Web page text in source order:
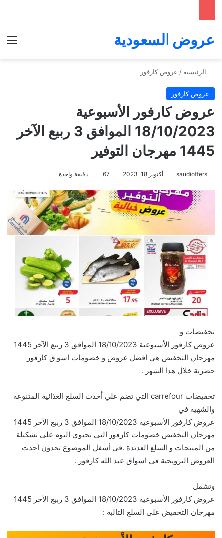
عروض السعودية
الرئيسية / عروض كارفور
عروض كارفور
عروض كارفور الأسبوعية
18/10/2023 الموافق 3 ربيع الآخر
1445 مهرجان التوفير
saudioffers أكتوبر 18, 2023 67 دقيقة واحدة
تخفيضات و
عروض كارفور الأسبوعية 18/10/2023 الموافق 3 ربيع الآخر 1445
مهرجان التخفيض هي أفضل عروض و خصومات اسواق كارفور
حصرية خلال هدا الشهر .
تخفيضات carrefour التي تضم علي أحدث السلع الغذائية المتنوعة
والشهية في
عروض كارفور الأسبوعية 18/10/2023 الموافق 3 ربيع الآخر 1445
مهرجان التخفيض خصومات كارفور التي تحتوي اليوم علي تشكيلة
من المنتجات و السلع العديدة .في أسفل الموضوع تجدون أحدث
العروض الترويجية في اسواق عبد الله كارفور .
وتشمل
عروض كارفور الأسبوعية 18/10/2023 الموافق 3 ربيع الآخر 1445
مهرجان التخفيض على السلع التالية :